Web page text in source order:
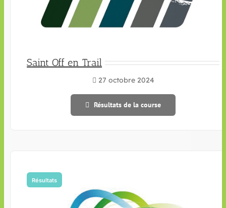
Saint Off en Trail
27 octobre 2024
Résultats de la course
Résultats